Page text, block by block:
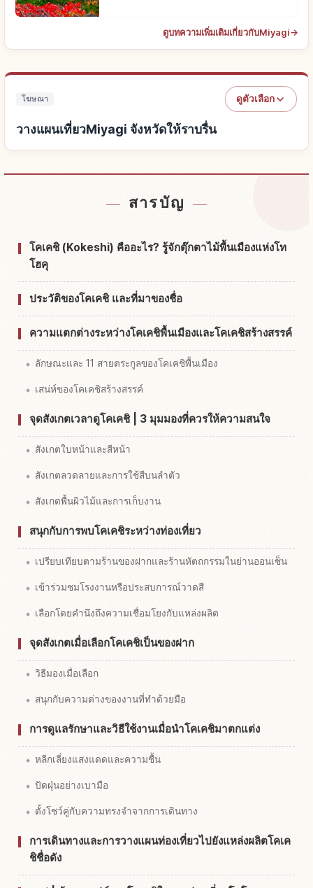
ดูบทความเพิ่มเติมเกี่ยวกับMiyagi→
โฆษณา ดูตัวเลือก
วางแผนเที่ยวMiyagi จังหวัดให้ราบรื่น
สารบัญ
โคเคชิ (Kokeshi) คืออะไร? รู้จักตุ๊กตาไม้พื้นเมืองแห่งโท
โฮคุ
ประวัติของโคเคชิ และที่มาของชื่อ
ความแตกต่างระหว่างโคเคชิพื้นเมืองและโคเคชิสร้างสรรค์
ลักษณะและ 11 สายตระกูลของโคเคชิพื้นเมือง
เสน่ห์ของโคเคชิสร้างสรรค์
จุดสังเกตเวลาดูโคเคชิ | 3 มุมมองที่ควรให้ความสนใจ
สังเกตใบหน้าและสีหน้า
สังเกตลวดลายและการใช้สีบนลำตัว
สังเกตพื้นผิวไม้และการเก็บงาน
สนุกกับการพบโคเคชิระหว่างท่องเที่ยว
เปรียบเทียบตามร้านของฝากและร้านหัตถกรรมในย่านออนเซ็น
เข้าร่วมชมโรงงานหรือประสบการณ์วาดสี
เลือกโดยคำนึงถึงความเชื่อมโยงกับแหล่งผลิต
จุดสังเกตเมื่อเลือกโคเคชิเป็นของฝาก
วิธีมองเมื่อเลือก
สนุกกับความต่างของงานที่ทำด้วยมือ
การดูแลรักษาและวิธีใช้งานเมื่อนำโคเคชิมาตกแต่ง
หลีกเลี่ยงแสงแดดและความชื้น
ปัดฝุ่นอย่างเบามือ
ตั้งโชว์คู่กับความทรงจำจากการเดินทาง
การเดินทางและการวางแผนท่องเที่ยวไปยังแหล่งผลิตโคเค
ชิชื่อดัง